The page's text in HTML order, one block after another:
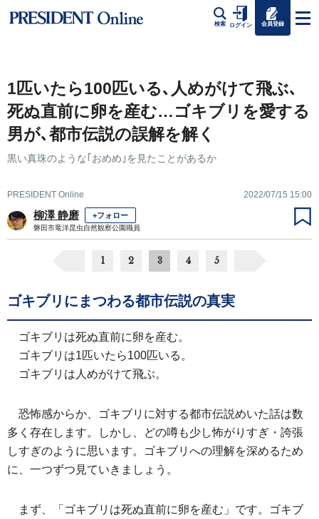
検索 ログイン 会員登録
1匹いたら100匹いる､人めがけて飛ぶ､
死ぬ直前に卵を産む…ゴキブリを愛する
男が､都市伝説の誤解を解く
黒い真珠のような｢おめめ｣を見たことがあるか
PRESIDENT Online 2022/07/15 15:00
柳澤 静磨 +フォロー
磐田市竜洋昆虫自然観察公園職員
1 2 3 4 5
ゴキブリにまつわる都市伝説の真実
ゴキブリは死ぬ直前に卵を産む。
ゴキブリは1匹いたら100匹いる。
ゴキブリは人めがけて飛ぶ。
恐怖感からか、ゴキブリに対する都市伝説めいた話は数
多く存在します。しかし、どの噂も少し怖がりすぎ・誇張
しすぎのように思います。ゴキブリへの理解を深めるため
に、一つずつ見ていきましょう。
まず、「ゴキブリは死ぬ直前に卵を産む」です。ゴキブ